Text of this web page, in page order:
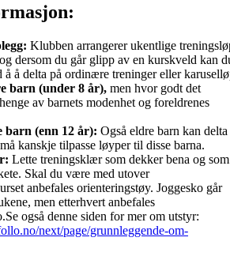
Klubben arrangerer ukentlige
dersom du går glipp av en kurskveld kan
å å delta på ordinære treninger eller
barn (under 8 år), men hvor godt det
av barnets modenhet og foreldrenes
barn (enn 12 år): Også eldre barn kan
kanskje tilpasse løyper til disse barna.
Lette treningsklær som dekker bena og som
Skal du være med utover
anbefales orienteringstøy. Joggesko går
men etterhvert anbefales
også denne siden for mer om utstyr:
next/page/grunnleggende-om-